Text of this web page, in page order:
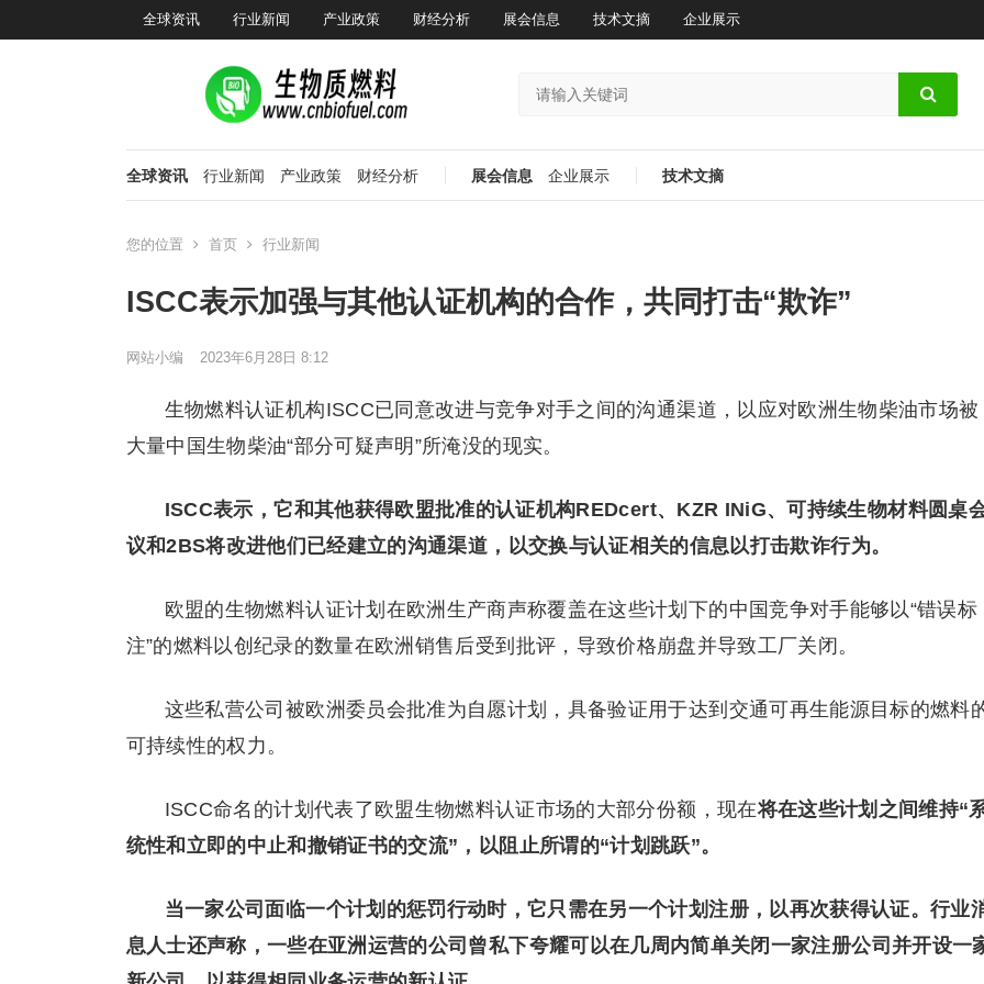
全球资讯 行业新闻 产业政策 财经分析 展会信息 技术文摘 企业展示
全球资讯 行业新闻 产业政策 财经分析 展会信息 企业展示 技术文摘
您的位置 首页 行业新闻
ISCC表示加强与其他认证机构的合作，共同打击“欺诈”
网站小编 2023年6月28日 8:12
生物燃料认证机构ISCC已同意改进与竞争对手之间的沟通渠道，以应对欧洲生物柴油市场被
大量中国生物柴油“部分可疑声明”所淹没的现实。
ISCC表示，它和其他获得欧盟批准的认证机构REDcert、KZR INiG、可持续生物材料圆桌
议和2BS将改进他们已经建立的沟通渠道，以交换与认证相关的信息以打击欺诈行为。
欧盟的生物燃料认证计划在欧洲生产商声称覆盖在这些计划下的中国竞争对手能够以“错误标
注”的燃料以创纪录的数量在欧洲销售后受到批评，导致价格崩盘并导致工厂关闭。
这些私营公司被欧洲委员会批准为自愿计划，具备验证用于达到交通可再生能源目标的燃料
可持续性的权力。
ISCC命名的计划代表了欧盟生物燃料认证市场的大部分份额，现在将在这些计划之间维持“
统性和立即的中止和撤销证书的交流”，以阻止所谓的“计划跳跃”。
当一家公司面临一个计划的惩罚行动时，它只需在另一个计划注册，以再次获得认证。行业
息人士还声称，一些在亚洲运营的公司曾私下夸耀可以在几周内简单关闭一家注册公司并开设一